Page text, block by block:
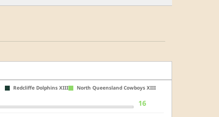
Redcliffe Dolphins XIII North Queensland Cowboys XIII
16